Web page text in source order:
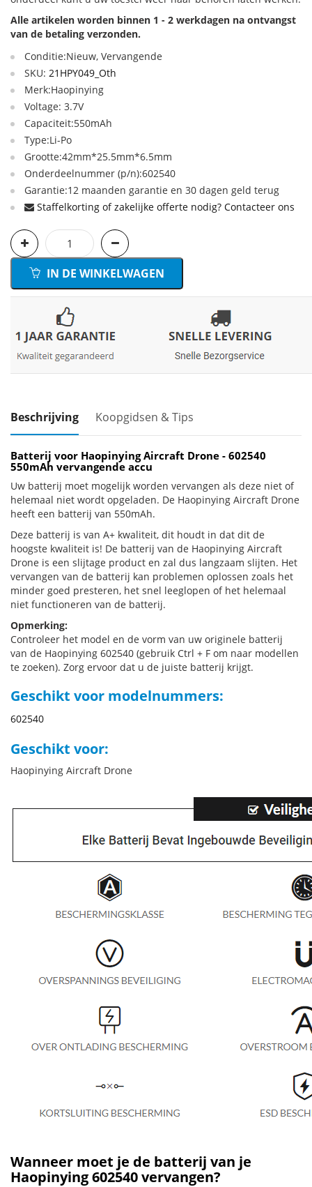
Alle artikelen worden binnen 1 - 2 werkdagen na ontvangst
van de betaling verzonden.
Conditie:Nieuw, Vervangende
SKU: 21HPY049_Oth
Merk:Haopinying
Voltage: 3.7V
Capaciteit:550mAh
Type:Li-Po
Grootte:42mm*25.5mm*6.5mm
Onderdeelnummer (p/n):602540
Garantie:12 maanden garantie en 30 dagen geld terug
Staffelkorting of zakelijke offerte nodig? Contacteer ons
IN DE WINKELWAGEN
Beschrijving Koopgidsen & Tips
Batterij voor Haopinying Aircraft Drone - 602540
550mAh vervangende accu
Uw batterij moet mogelijk worden vervangen als deze niet of
helemaal niet wordt opgeladen. De Haopinying Aircraft Drone
heeft een batterij van 550mAh.
Deze batterij is van A+ kwaliteit, dit houdt in dat dit de
hoogste kwaliteit is! De batterij van de Haopinying Aircraft
Drone is een slijtage product en zal dus langzaam slijten. Het
vervangen van de batterij kan problemen oplossen zoals het
minder goed presteren, het snel leeglopen of het helemaal
niet functioneren van de batterij.
Opmerking:
Controleer het model en de vorm van uw originele batterij
van de Haopinying 602540 (gebruik Ctrl + F om naar modellen
te zoeken). Zorg ervoor dat u de juiste batterij krijgt.
Geschikt voor modelnummers:
602540
Geschikt voor:
Haopinying Aircraft Drone
Wanneer moet je de batterij van je
Haopinying 602540 vervangen?